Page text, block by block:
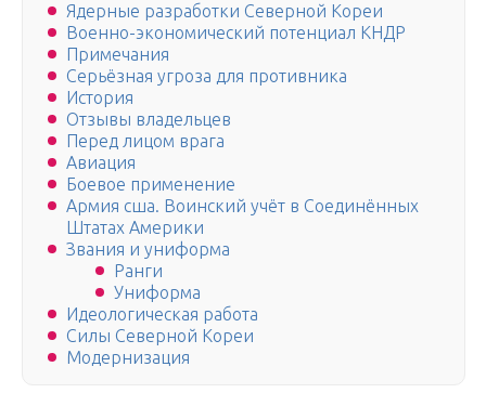
Ядерные разработки Северной Кореи
Военно-экономический потенциал КНДР
Примечания
Серьёзная угроза для противника
История
Отзывы владельцев
Перед лицом врага
Авиация
Боевое применение
Армия сша. Воинский учёт в Соединённых
Штатах Америки
Звания и униформа
Ранги
Униформа
Идеологическая работа
Силы Северной Кореи
Модернизация